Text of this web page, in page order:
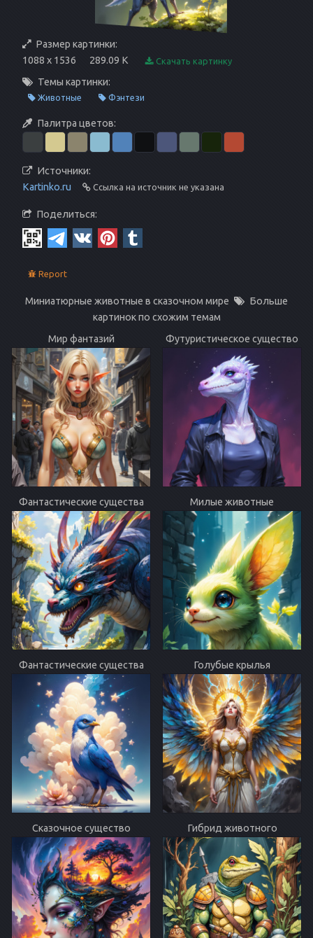
Размер картинки:
1088 x 1536
289.09 K Скачать картинку
Темы картинки:
Животные Фэнтези
Палитра цветов:
Источники:
Kartinko.ru
Ссылка на источник не указана
Поделиться:
Report
Миниатюрные животные в сказочном мире
Больше
картинок по схожим темам
Мир фантазий
Футуристическое существо
Фантастические существа Милые животные
Фантастические существа Голубые крылья
Сказочное существо Гибрид животного